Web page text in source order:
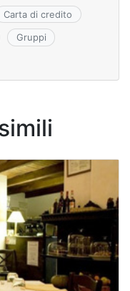
Carta di credito
Gruppi